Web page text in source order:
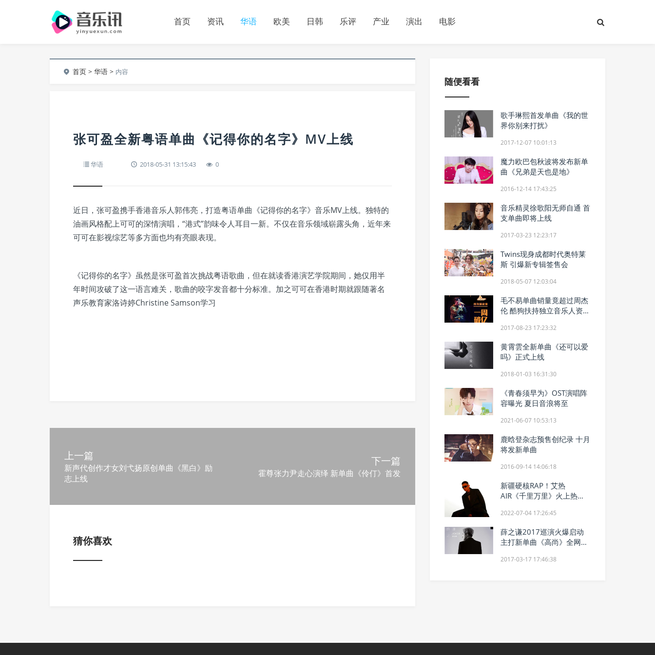
首页 资讯 华语 欧美 日韩 乐评 产业 演出 电影
首页 >华语 > 内容
张可盈全新粤语单曲《记得你的名字》MV上线
华语 2018-05-31 13:15:43 0
近日，张可盈携手香港音乐人郭伟亮，打造粤语单曲《记得你的名字》音乐MV上线。独特的
油画风格配上可可的深情演唱，“港式”韵味令人耳目一新。不仅在音乐领域崭露头角，近年来
可可在影视综艺等多方面也均有亮眼表现。
《记得你的名字》虽然是张可盈首次挑战粤语歌曲，但在就读香港演艺学院期间，她仅用半
年时间攻破了这一语言难关，歌曲的咬字发音都十分标准。加之可可在香港时期就跟随著名
声乐教育家洛诗婷Christine Samson学习
上一篇
新声代创作才女刘弋扬原创单曲《黑白》励
志上线
下一篇
霍尊张力尹走心演绎 新单曲《伶仃》首发
猜你喜欢
随便看看
歌手琳熙首发单曲《我的世
界你别来打扰》
2017-12-07 10:01:13
魔力欧巴包秋波将发布新单
曲《兄弟是天也是地》
2016-12-14 17:43:25
音乐精灵徐歌阳无师自通 首
支单曲即将上线
2017-03-23 12:23:17
Twins现身成都时代奥特莱
斯 引爆新专辑签售会
2018-05-07 12:03:04
毛不易单曲销量竟超过周杰
伦 酷狗扶持独立音乐人资源
2017-08-23 17:23:32
黄霄雲全新单曲《还可以爱
吗》正式上线
2018-01-03 16:31:30
《青春须早为》OST演唱阵
容曝光 夏日音浪将至
2021-06-07 10:53:13
鹿晗登杂志预售创纪录 十月
将发新单曲
2016-09-14 14:06:18
新疆硬核RAP！艾热
AIR《千里万里》火上热搜
2022-07-04 17:26:45
薛之谦2017巡演火爆启动
主打新单曲《高尚》全网首
2017-03-17 17:46:38